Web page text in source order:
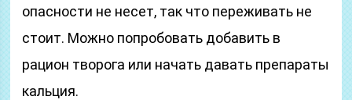
опасности не несет, так что переживать не
стоит. Можно попробовать добавить в
рацион творога или начать давать препараты
кальция.